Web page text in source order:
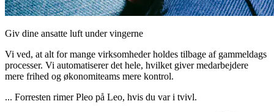
Giv dine ansatte luft under vingerne
Vi ved, at alt for mange virksomheder holdes tilbage af gammeldags
processer. Vi automatiserer det hele, hvilket giver medarbejdere
mere frihed og økonomiteams mere kontrol.
... Forresten rimer Pleo på Leo, hvis du var i tvivl.